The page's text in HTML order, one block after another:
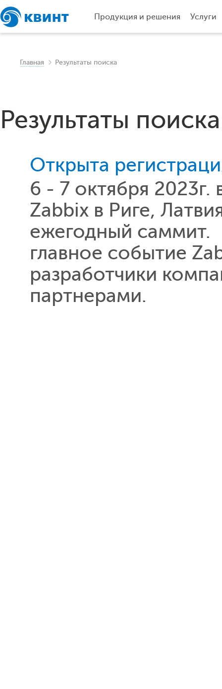
Продукция и решения Услуги
Главная Результаты поиска
Результаты
Открыта
6 - 7 октября
Zabbix в Риге,
ежегодный
главное событие
разработчики
партнерами.